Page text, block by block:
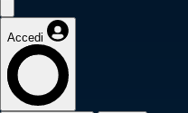
Accedi